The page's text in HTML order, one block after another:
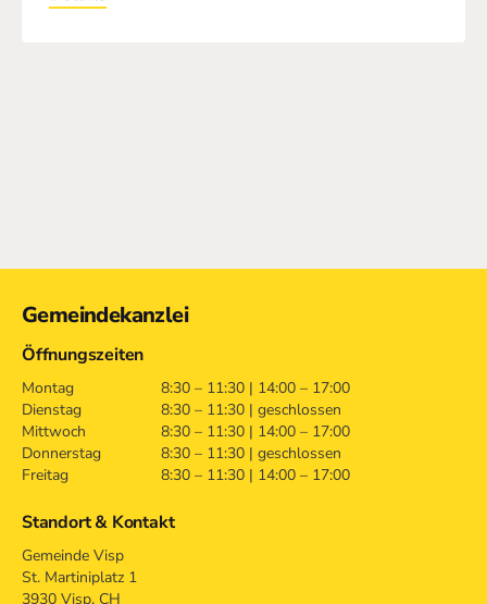
Gemeindekanzlei
Öffnungszeiten
Montag
8:30 – 11:30 | 14:00 – 17:00
Dienstag
8:30 – 11:30 | geschlossen
Mittwoch
8:30 – 11:30 | 14:00 – 17:00
Donnerstag
8:30 – 11:30 | geschlossen
Freitag
8:30 – 11:30 | 14:00 – 17:00
Standort & Kontakt
Gemeinde Visp
St. Martiniplatz 1
3930 Visp, CH